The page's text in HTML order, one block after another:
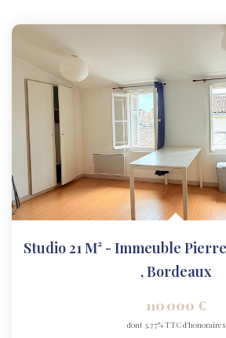
,Bordeaux
110 000 €
dont 3,77% TTC d'honoraires